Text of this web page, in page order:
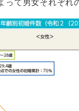
て男女それぞれ